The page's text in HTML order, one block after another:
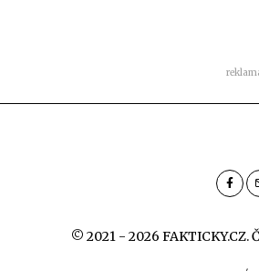
© 2021 - 2026 FAKTICKY.CZ.